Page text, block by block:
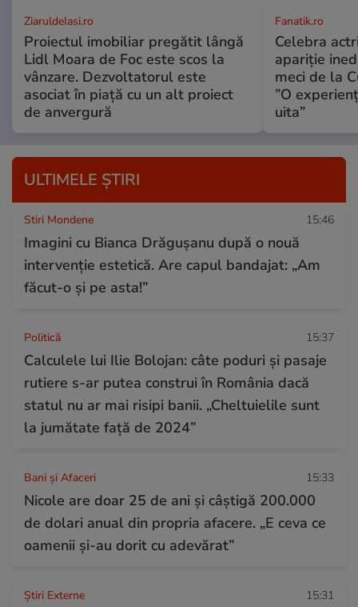
ZiaruldeIasi.ro
Proiectul imobiliar pregătit lângă
Lidl Moara de Foc este scos la
vânzare. Dezvoltatorul este
asociat în piață cu un alt proiect
de anvergură
Fanatik.ro
Celebra
apariție
meci de la
”O
uita”
ULTIMELE ȘTIRI
Stiri Mondene 15:46
Imagini cu Bianca Drăgușanu după o nouă
intervenție estetică. Are capul bandajat: „Am
făcut-o și pe asta!”
Politică 15:37
Calculele lui Ilie Bolojan: câte poduri și pasaje
rutiere s-ar putea construi în România dacă
statul nu ar mai risipi banii. „Cheltuielile sunt
la jumătate faţă de 2024”
Bani și Afaceri 15:33
Nicole are doar 25 de ani și câștigă 200.000
de dolari anual din propria afacere. „E ceva ce
oamenii și-au dorit cu adevărat”
Știri Externe 15:31